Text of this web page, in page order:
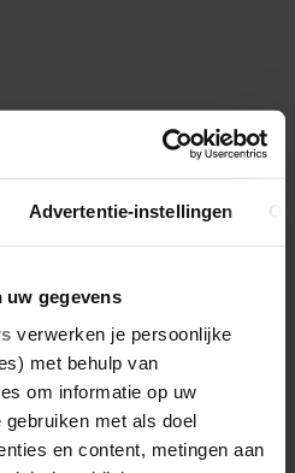
Advertentie-instellingen
uw gegevens
verwerken je persoonlijke
met behulp van
om informatie op uw
met als doel
en content, metingen aan